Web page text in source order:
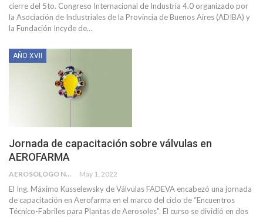
cierre del 5to. Congreso Internacional de Industria 4.0 organizado por
la Asociación de Industriales de la Provincia de Buenos Aires (ADIBA) y
la Fundación Incyde de…
AÑO XVII
Jornada de capacitación sobre válvulas en
AEROFARMA
AEROSOLOGO NEWS May 1, 2022
El Ing. Máximo Kusselewsky de Válvulas FADEVA encabezó una jornada
de capacitación en Aerofarma en el marco del ciclo de “Encuentros
Técnico-Fabriles para Plantas de Aerosoles”. El curso se dividió en dos